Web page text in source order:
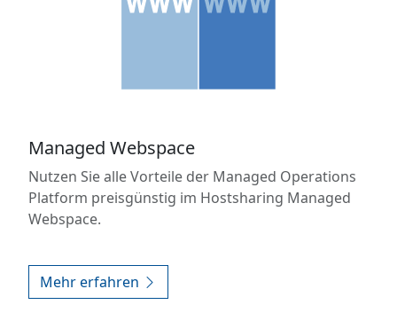
Managed Webspace
Nutzen Sie alle Vorteile der Managed Operations
Platform preisgünstig im Hostsharing Managed
Webspace.
Mehr erfahren